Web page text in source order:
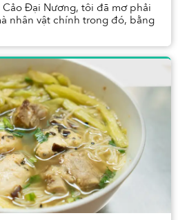
Cảo Đại Nương, tôi đã mơ phải
nhân vật chính trong đó, bằng